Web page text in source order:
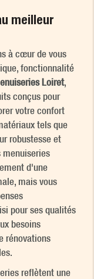
meilleur
à cœur de vous
fonctionnalité
Loiret,
conçus pour
votre confort
tels que
robustesse et
menuiseries
d'une
mais vous
pour ses qualités
besoins
rénovations
reflètent une